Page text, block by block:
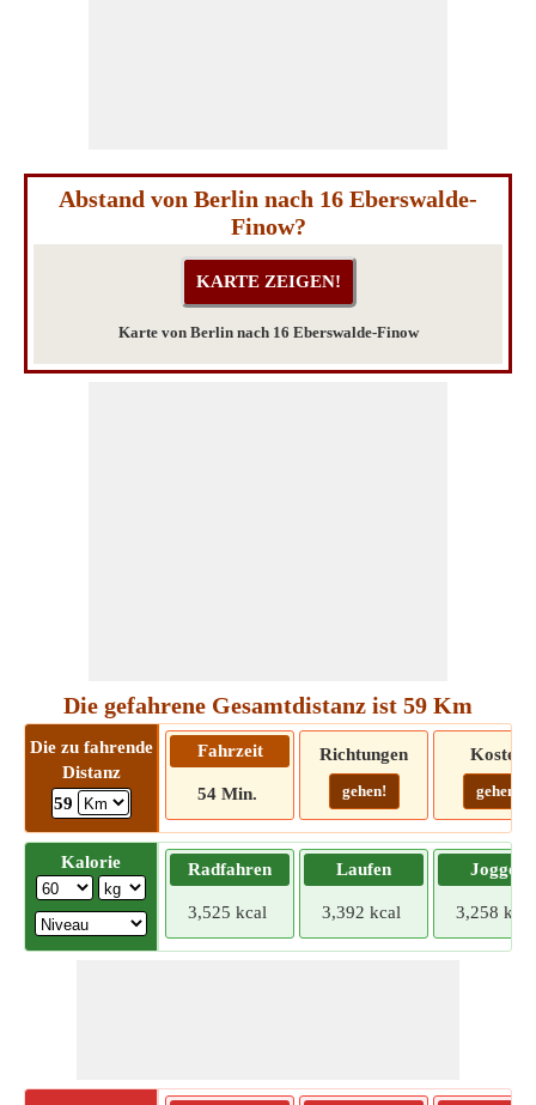
Abstand von Berlin nach 16 Eberswalde-
Finow?
Karte von Berlin nach 16 Eberswalde-Finow
Die gefahrene Gesamtdistanz ist 59 Km
Die zu fahrende
Distanz
59
Fahrzeit
54 Min.
Richtungen
gehen!
Kosten
gehen!
Kalorie Radfahren
3,525 kcal
Laufen
3,392 kcal
Joggen
3,258 kcal